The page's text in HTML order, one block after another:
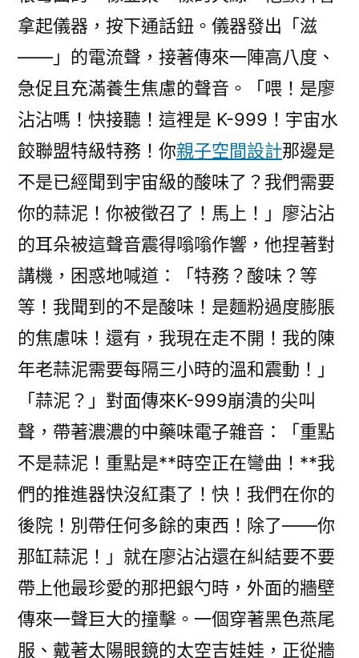
拿起儀器，按下通話鈕。儀器發出「滋
——」的電流聲，接著傳來一陣高八度、
急促且充滿養生焦慮的聲音。「喂！是廖
沾沾嗎！快接聽！這裡是 K-999！宇宙水
餃聯盟特級特務！你親子空間設計那邊是
不是已經聞到宇宙級的酸味了？我們需要
你的蒜泥！你被徵召了！馬上！」廖沾沾
的耳朵被這聲音震得嗡嗡作響，他捏著對
講機，困惑地喊道：「特務？酸味？等
等！我聞到的不是酸味！是麵粉過度膨脹
的焦慮味！還有，我現在走不開！我的陳
年老蒜泥需要每隔三小時的溫和震動！」
「蒜泥？」對面傳來K-999崩潰的尖叫
聲，帶著濃濃的中藥味電子雜音：「重點
不是蒜泥！重點是**時空正在彎曲！**我
們的推進器快沒紅棗了！快！我們在你的
後院！別帶任何多餘的東西！除了——你
那缸蒜泥！」就在廖沾沾還在糾結要不要
帶上他最珍愛的那把銀勺時，外面的牆壁
傳來一聲巨大的撞擊。一個穿著黑色燕尾
服、戴著太陽眼鏡的太空吉娃娃，正從牆